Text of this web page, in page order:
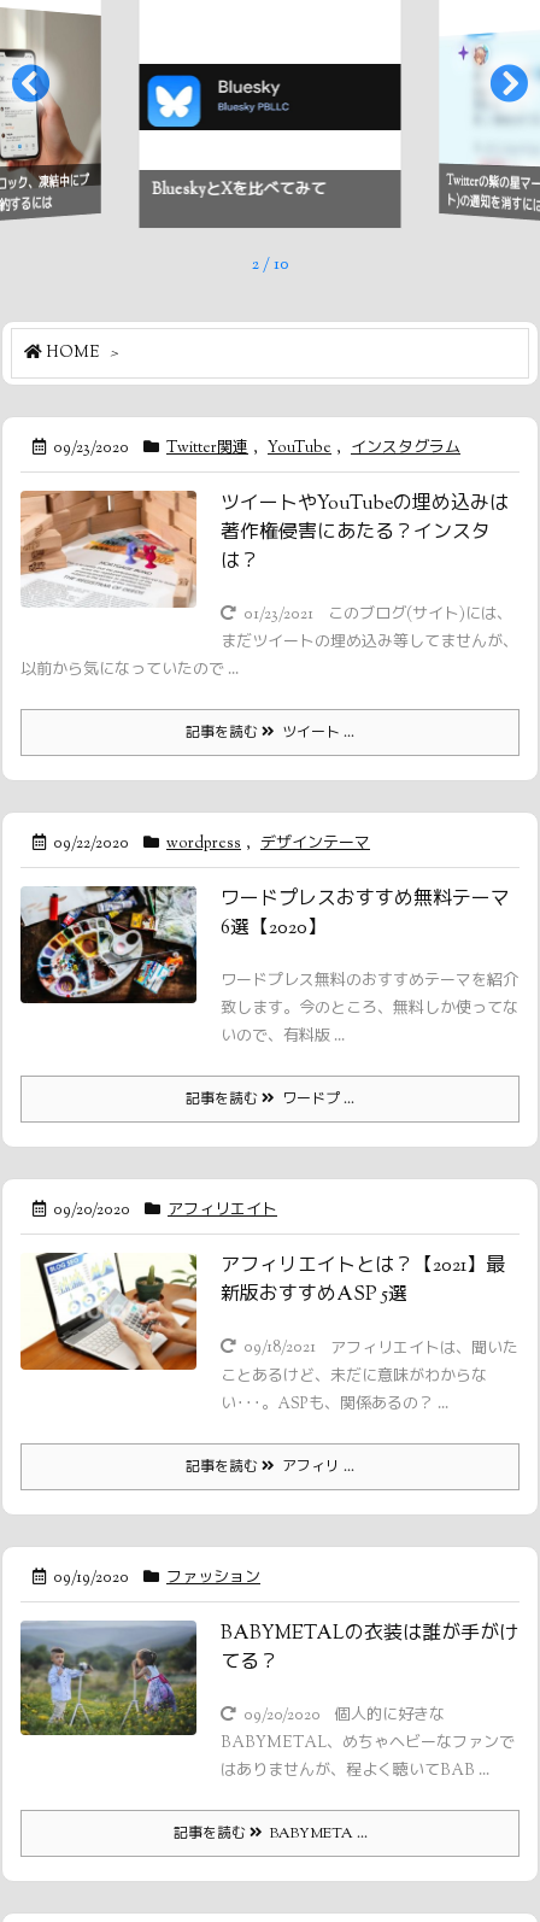
ク、凍結中にプ
するには
BlueskyとXを比べてみて Twitterの紫の星
ト)の通知を消すに
2/10
HOME >
09/23/2020 Twitter関連 , YouTube , インスタグラム
ツイートやYouTubeの埋め込みは
著作権侵害にあたる？インスタ
は？
01/23/2021
このブログ(サイト)には、
まだツイートの埋め込み等してませんが、
以前から気になっていたので ...
記事を読む ツイート ...
09/22/2020 wordpress , デザインテーマ
ワードプレスおすすめ無料テーマ
6選【2020】
ワードプレス無料のおすすめテーマを紹介
致します。今のところ、無料しか使ってな
いので、有料版 ...
記事を読む ワードプ ...
09/20/2020 アフィリエイト
アフィリエイトとは？【2021】最
新版おすすめASP 5選
09/18/2021
アフィリエイトは、聞いた
ことあるけど、未だに意味がわからな
い･･･。ASPも、関係あるの？ ...
記事を読む アフィリ ...
09/19/2020 ファッション
BABYMETALの衣装は誰が手がけ
てる？
09/20/2020
個人的に好きな
BABYMETAL、めちゃヘビーなファンで
はありませんが、程よく聴いてBAB ...
記事を読む BABYMETA ...